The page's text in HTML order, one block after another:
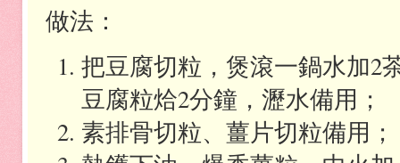
做法：
把豆腐切粒，煲滾一鍋水加2
豆腐粒烚2分鐘，瀝水備用；
素排骨切粒、薑片切粒備用；